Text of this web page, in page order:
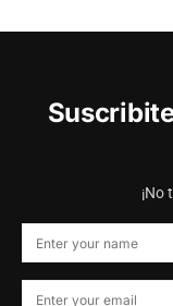
¡No